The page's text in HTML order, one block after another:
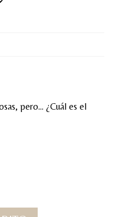
TejiendoLEE un
pero… ¿Cuál es el